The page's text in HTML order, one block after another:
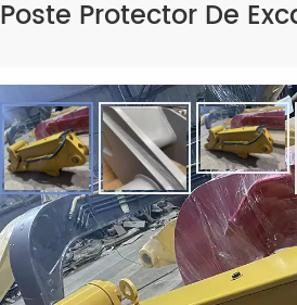
Poste Protector De